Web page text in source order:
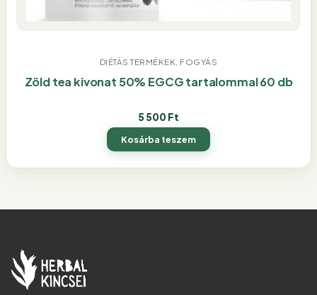
DIÉTÁS TERMÉKEK, FOGYÁS
Zöld tea kivonat 50% EGCG tartalommal 60 db
5 500 Ft
Kosárba teszem